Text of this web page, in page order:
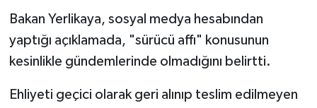
Bakan Yerlikaya, sosyal medya hesabından
yaptığı açıklamada, "sürücü affı" konusunun
kesinlikle gündemlerinde olmadığını belirtti.
Ehliyeti geçici olarak geri alınıp teslim edilmeyen